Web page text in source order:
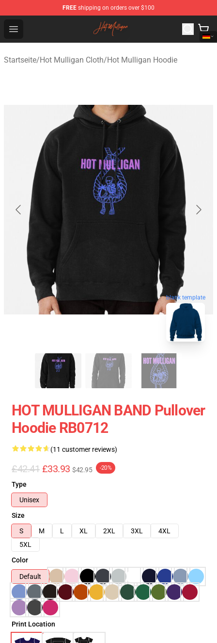
FREE shipping on orders over $100
Open menu
Hot Mulligan Shop - Official Hot Mulligan Merchandise
Startseite/Hot Mulligan Cloth/Hot Mulligan Hoodie
blank template
HOT MULLIGAN BAND Pullover
Hoodie RB0712
(11 customer reviews)
£42.41 £33.93 $42.95 -20%
Type
Unisex
Size
S
M L XL 2XL 3XL
4XL
5XL
Color
Default
Print Location